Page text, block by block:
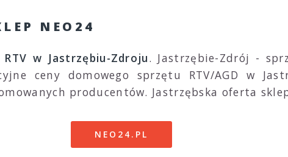
NEO24
w Jastrzębiu-Zdroju. Jastrzębie-Zdrój -
ceny domowego sprzętu RTV/AGD w
producentów. Jastrzębska oferta
NEO24.PL